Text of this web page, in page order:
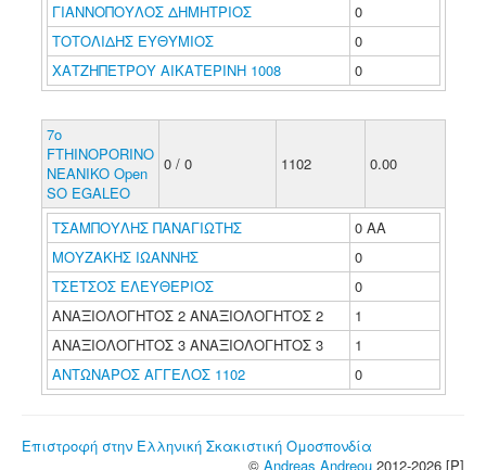
ΓΙΑΝΝΟΠΟΥΛΟΣ ΔΗΜΗΤΡΙΟΣ
0
ΤΟΤΟΛΙΔΗΣ ΕΥΘΥΜΙΟΣ
0
ΧΑΤΖΗΠΕΤΡΟΥ ΑΙΚΑΤΕΡΙΝΗ 1008
0
7o
FTHINOPORINO
NEANIKO Open
SO EGALEO
0 / 0 1102 0.00
ΤΣΑΜΠΟΥΛΗΣ ΠΑΝΑΓΙΩΤΗΣ
0 ΑΑ
ΜΟΥΖΑΚΗΣ ΙΩΑΝΝΗΣ
0
ΤΣΕΤΣΟΣ ΕΛΕΥΘΕΡΙΟΣ
0
ΑΝΑΞΙΟΛΟΓΗΤΟΣ 2 ΑΝΑΞΙΟΛΟΓΗΤΟΣ 2
1
ΑΝΑΞΙΟΛΟΓΗΤΟΣ 3 ΑΝΑΞΙΟΛΟΓΗΤΟΣ 3
1
ΑΝΤΩΝΑΡΟΣ ΑΓΓΕΛΟΣ 1102
0
Επιστροφή στην Ελληνική Σκακιστική Ομοσπονδία
© Andreas Andreou 2012-2026 [P]